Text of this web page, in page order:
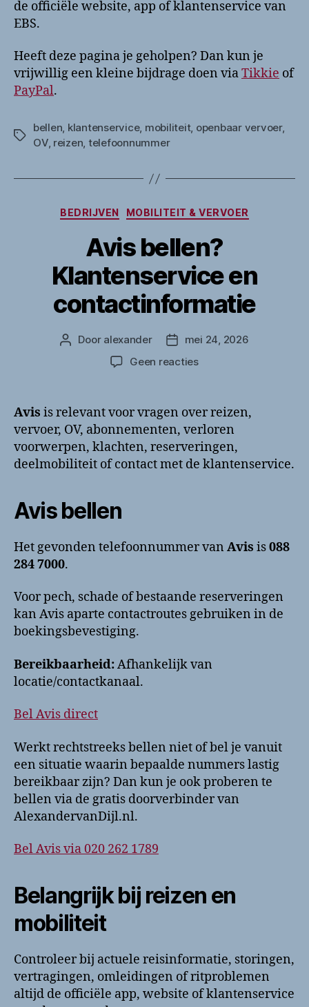
de officiële website, app of klantenservice van
EBS.
Heeft deze pagina je geholpen? Dan kun je
vrijwillig een kleine bijdrage doen viaTikkie of
PayPal.
Tags
bellen, klantenservice, mobiliteit, openbaar vervoer,
OV, reizen, telefoonnummer
Categorieën
BEDRIJVEN MOBILITEIT & VERVOER
Avis bellen?
Klantenservice en
contactinformatie
Berichtauteur
Door alexander Berichtdatum
mei 24, 2026
Geen reactiesop
Klantenservice
en
contactinformatie
Avis is relevant voor vragen over reizen,
vervoer, OV, abonnementen, verloren
voorwerpen, klachten, reserveringen,
deelmobiliteit of contact met de klantenservice.
Avis bellen
Het gevonden telefoonnummer van Avis is088
284 7000.
Voor pech, schade of bestaande reserveringen
kan Avis aparte contactroutes gebruiken in de
boekingsbevestiging.
Bereikbaarheid:Afhankelijk van
locatie/contactkanaal.
Bel Avis direct
Werkt rechtstreeks bellen niet of bel je vanuit
een situatie waarin bepaalde nummers lastig
bereikbaar zijn? Dan kun je ook proberen te
bellen via de gratis doorverbinder van
AlexandervanDijl.nl.
Bel Avis via 020 262 1789
Belangrijk bij reizen en
mobiliteit
Controleer bij actuele reisinformatie, storingen,
vertragingen, omleidingen of ritproblemen
altijd de officiële app, website of klantenservice